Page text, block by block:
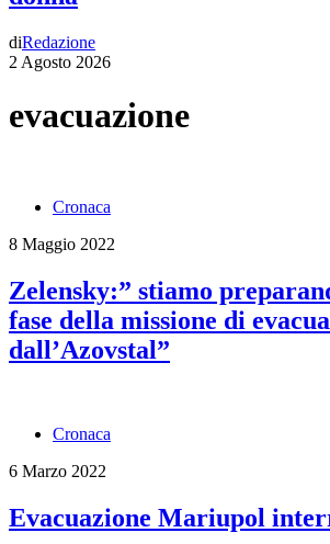
diRedazione
2 Agosto 2026
evacuazione
Cronaca
8 Maggio 2022
Zelensky:” stiamo
fase della missione di
dall’Azovstal”
Cronaca
6 Marzo 2022
Evacuazione Mariupol